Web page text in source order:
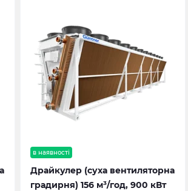
в наявності
Драйкулер (суха вентиляторна
градирня) 156 м³/год, 900 кВт